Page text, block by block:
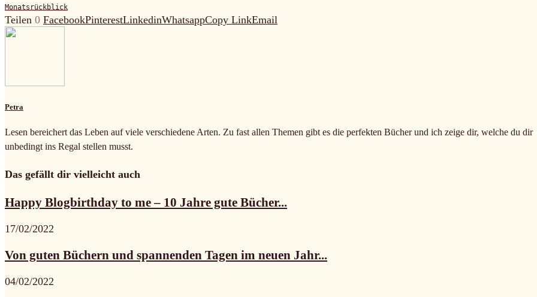
Monatsrückblick
Teilen 0 FacebookPinterestLinkedinWhatsappCopy LinkEmail
Petra
Lesen bereichert das Leben auf viele verschiedene Arten. Zu fast allen Themen gibt es die perfekten Bücher und ich zeige dir, welche du dir
unbedingt ins Regal stellen musst.
Das gefällt dir vielleicht auch
Happy Blogbirthday to me – 10 Jahre gute Bücher...
17/02/2022
Von guten Büchern und spannenden Tagen im neuen Jahr...
04/02/2022